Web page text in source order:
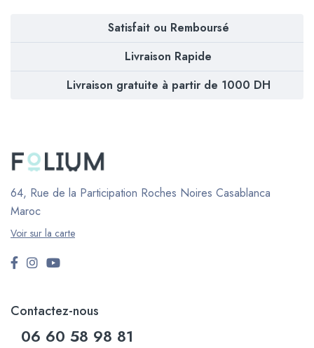
Satisfait ou Remboursé
Livraison Rapide
Livraison gratuite à partir de 1000 DH
64, Rue de la Participation Roches Noires Casablanca
Maroc
Voir sur la carte
Contactez-nous
06 60 58 98 81